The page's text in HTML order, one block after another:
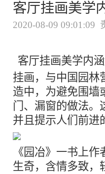
客厅挂画美学
2020-08-09 09:01:09
客厅挂画美学内
挂画，与中国园林
造中，为避免围墙
门、漏窗的做法。
并且提示人们前进
《园冶》一书上
生奇，含情多致，